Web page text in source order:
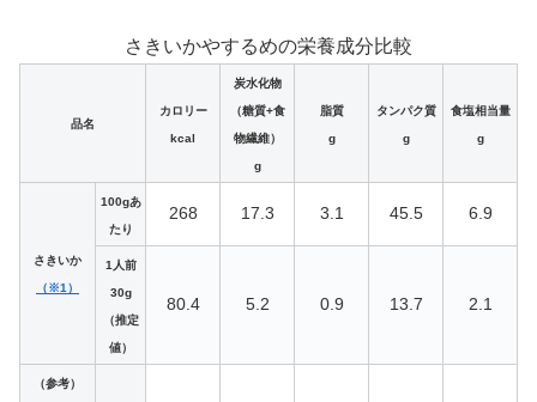
さきいかやするめの栄養成分比較
品名
カロリー
kcal
炭水化物
（糖質+食
物繊維）
g
脂質
g
タンパク質
g
食塩相当量
g
さきいか
（※1）
100gあ
たり
268 17.3 3.1 45.5 6.9
1人前
30g
（推定
値）
80.4 5.2 0.9 13.7 2.1
（参考）